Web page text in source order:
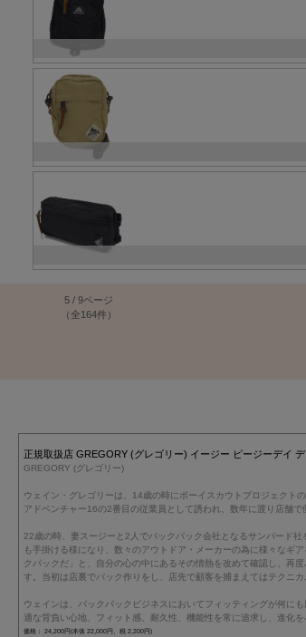
5 / 9ページ
（全164件）
正規取扱店 GREGORY (グレゴリー) イージー ピージーデイ
GREGORY (グレゴリー)
ウェイン・グレゴリーは、14歳の時にボーイスカウトプロジェクト
アドベンチャー16の2番目の従業員として誘われ、数年に渡り店舗で
22歳の時、妻スージーと2人でバックパック会社となるサンバード
も手掛ける様になり、数々のアウトドア・メーカーの為に様々なギ
クパックだ」と、自分の心の中にあるその情熱を改めて確認し、再
す。当初は店裏でパック作りをし、店先で顧客を捕まえてはテクニ
ウェインは、バックパックビジネスにおいてフィッティングが何に
適な背負い心地、フィット感、耐久性、機能性を常に追求し、進化
価格： 24,200円(本体 22,000円、税 2,200円)